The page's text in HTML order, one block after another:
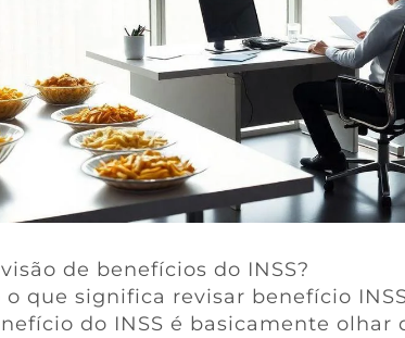
de benefícios do INSS?
o que significa revisar benefício
do INSS é basicamente olhar